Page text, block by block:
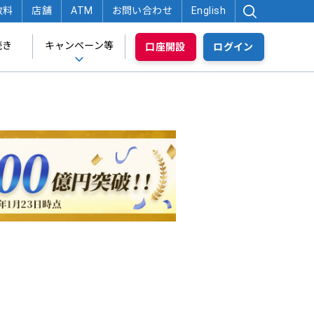
キャンペーン等 口座開設 ログイン
料 店舗 ATM お問い合わせ English